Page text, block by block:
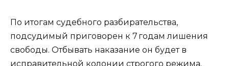
По итогам судебного разбирательства,
подсудимый приговорен к 7 годам лишения
свободы. Отбывать наказание он будет в
исправительной колонии строгого режима.